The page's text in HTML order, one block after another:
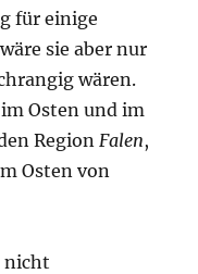
für einige
sie aber nur
wären.
Osten und im
RegionFalen,
Osten von
nicht